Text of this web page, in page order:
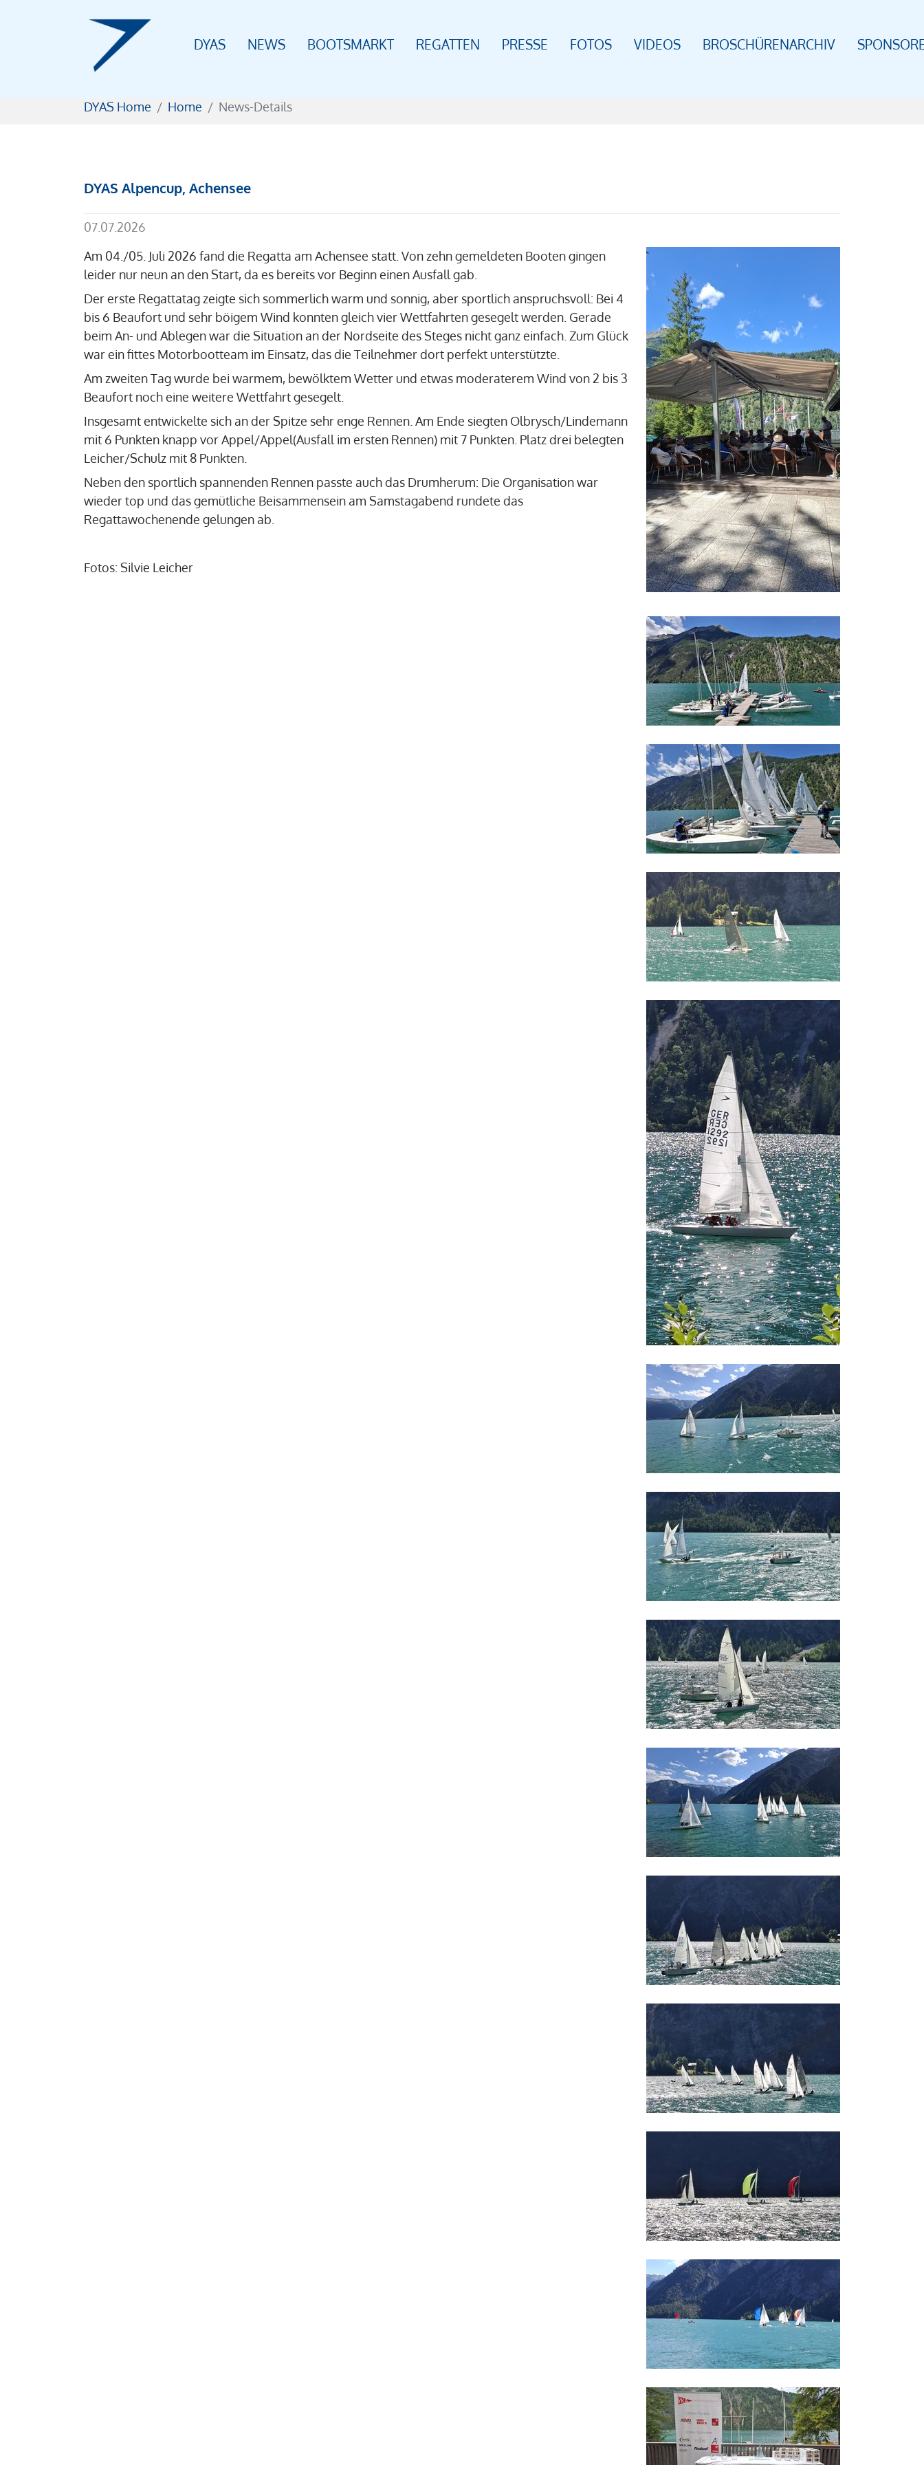
DYAS NEWS BOOTSMARKT REGATTEN PRESSE FOTOS VIDEOS BROSCHÜRENARCHIV
DYAS Home Home News-Details
DYAS Alpencup, Achensee
07.07.2026
Am 04./05. Juli 2026 fand die Regatta am Achensee statt. Von zehn gemeldeten Booten gingen
leider nur neun an den Start, da es bereits vor Beginn einen Ausfall gab.
Der erste Regattatag zeigte sich sommerlich warm und sonnig, aber sportlich anspruchsvoll: Bei 4
bis 6 Beaufort und sehr böigem Wind konnten gleich vier Wettfahrten gesegelt werden. Gerade
beim An- und Ablegen war die Situation an der Nordseite des Steges nicht ganz einfach. Zum Glück
war ein fittes Motorbootteam im Einsatz, das die Teilnehmer dort perfekt unterstützte.
Am zweiten Tag wurde bei warmem, bewölktem Wetter und etwas moderaterem Wind von 2 bis 3
Beaufort noch eine weitere Wettfahrt gesegelt.
Insgesamt entwickelte sich an der Spitze sehr enge Rennen. Am Ende siegten Olbrysch/Lindemann
mit 6 Punkten knapp vor Appel/Appel(Ausfall im ersten Rennen) mit 7 Punkten. Platz drei belegten
Leicher/Schulz mit 8 Punkten.
Neben den sportlich spannenden Rennen passte auch das Drumherum: Die Organisation war
wieder top und das gemütliche Beisammensein am Samstagabend rundete das
Regattawochenende gelungen ab.
Fotos: Silvie Leicher